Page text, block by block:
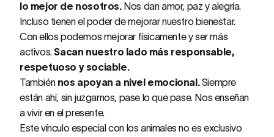
lo mejor de nosotros.Nos dan amor, paz y alegría.
Incluso tienen el poder de mejorar nuestro bienestar.
Con ellos podemos mejorar físicamente y ser más
activos.Sacan nuestro lado más responsable,
respetuoso y sociable.
También nos apoyan a nivel emocional.Siempre
están ahí, sin juzgarnos, pase lo que pase. Nos enseñan
a vivir en el presente.
Este vínculo especial con los animales no es exclusivo